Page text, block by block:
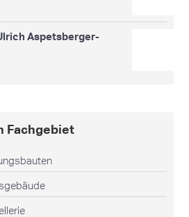
Aspetsberger-
Fachgebiet